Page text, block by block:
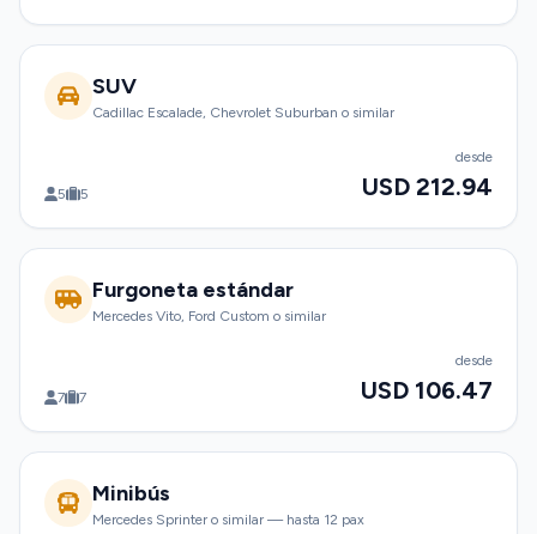
SUV
Cadillac Escalade, Chevrolet Suburban o similar
5 5
desde
USD 212.94
Furgoneta estándar
Mercedes Vito, Ford Custom o similar
7 7
desde
USD 106.47
Minibús
Mercedes Sprinter o similar — hasta 12 pax